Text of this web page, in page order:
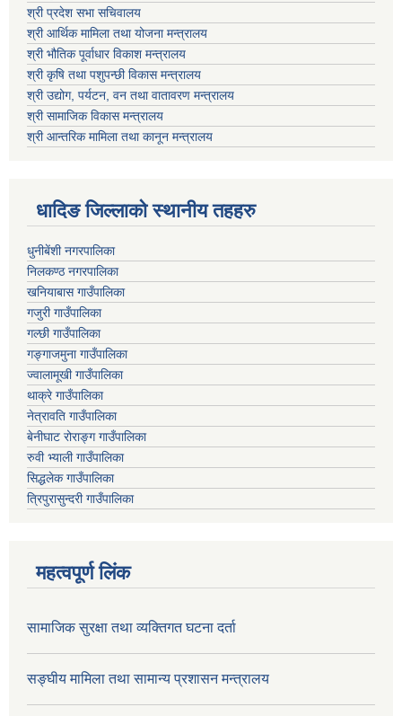
श्री प्रदेश सभा सचिवालय
श्री आर्थिक मामिला तथा योजना मन्त्रालय
श्री भौतिक पूर्वाधार विकाश मन्त्रालय
श्री कृषि तथा पशुपन्छी विकास मन्त्रालय
श्री उद्योग, पर्यटन, वन तथा वातावरण मन्त्रालय
श्री सामाजिक विकास मन्त्रालय
श्री आन्तरिक मामिला तथा कानून मन्त्रालय
धादिङ जिल्लाकाे स्थानीय तहहरु
धुनीबेंशी नगरपालिका
निलकण्ठ नगरपालिका
खनियाबास गाउँपालिका
गजुरी गाउँपालिका
गल्छी गाउँपालिका
गङ्गाजमुना गाउँपालिका
ज्वालामूखी गाउँपालिका
थाक्रे गाउँपालिका
नेत्रावति गाउँपालिका
बेनीघाट रोराङ्ग गाउँपालिका
रुवी भ्याली गाउँपालिका
सिद्धलेक गाउँपालिका
त्रिपुरासुन्दरी गाउँपालिका
महत्वपूर्ण लिंक
सामाजिक सुरक्षा तथा व्यक्तिगत घटना दर्ता
सङ्घीय मामिला तथा सामान्य प्रशासन मन्त्रालय